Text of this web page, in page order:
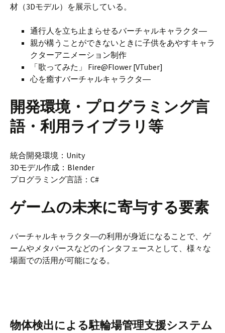
材（3Dモデル）を展示している。
通行人を立ち止まらせるバーチャルキャラクタ―
親が構うことができないときに子供をあやすキャラ
クターアニメーション制作
「歌ってみた」 Fire@Flower [VTuber]
心を癒すバーチャルキャラクタ―
開発環境・プログラミング言
語・利用ライブラリ等
統合開発環境：Unity
3Dモデル作成：Blender
プログラミング言語：C#
ゲームの未来に寄与する要素
バーチャルキャラクタ―の利用が身近になることで、ゲ
ームやメタバースなどのインタフェースとして、様々な
場面での活用が可能になる。
物体検出による駐輪場管理支援システム